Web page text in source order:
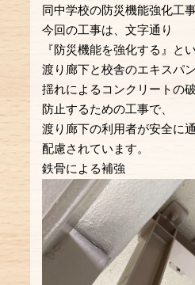
同中学校の防災機能強化工
今回の工事は、文字通り
『防災機能を強化する』と
渡り廊下と校舎のエキスパ
揺れによるコンクリートの
防止するための工事で、
渡り廊下の利用者が安全に
配慮されています。
鉄骨による補強